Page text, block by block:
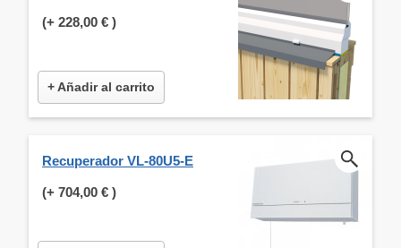
(+ 228,00 € )
+ Añadir al carrito
Recuperador VL-80U5-E
(+ 704,00 € )